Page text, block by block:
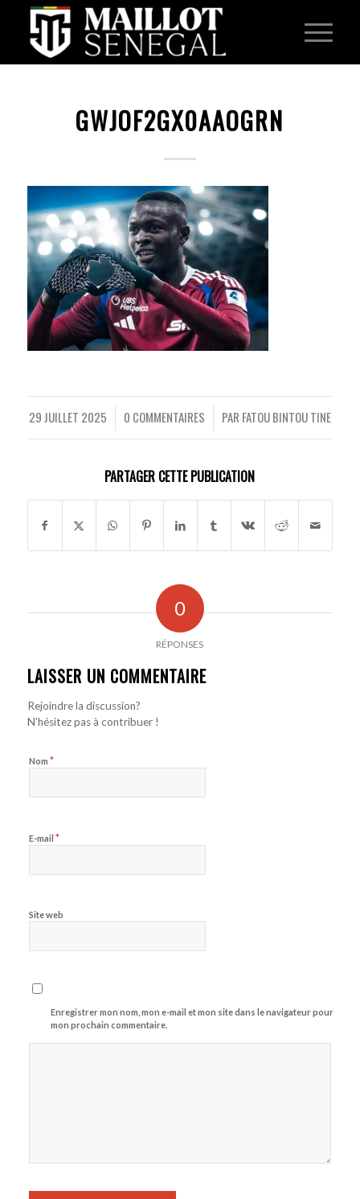
GWJOF2GX0AAOGRN
29 JUILLET 2025
/ 0 COMMENTAIRES
/ PAR FATOU BINTOU TINE
PARTAGER CETTE PUBLICATION
0
RÉPONSES
LAISSER UN COMMENTAIRE
Rejoindre la discussion?
N’hésitez pas à contribuer !
Nom *
E-mail *
Site web
Enregistrer mon nom, mon e-mail et mon site dans le navigateur pour
mon prochain commentaire.